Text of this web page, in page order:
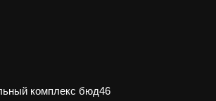
комплекс бюд46